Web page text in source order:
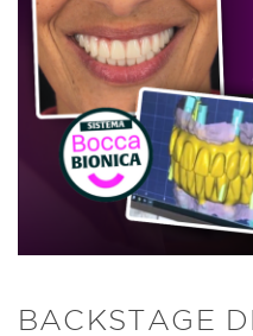
BACKSTAGE